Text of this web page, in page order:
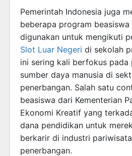
Pemerintah Indonesia juga
beberapa program
digunakan untuk mengikuti
Slot Luar Negeri di sekolah
ini sering kali berfokus pada
sumber daya manusia di
penerbangan. Salah satu
beasiswa dari Kementerian
Ekonomi Kreatif yang
dana pendidikan untuk
berkarir di industri
penerbangan.